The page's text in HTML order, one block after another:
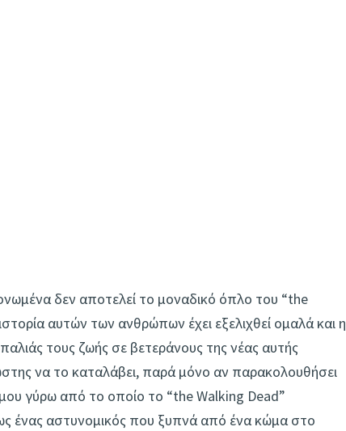
δεν αποτελεί το μοναδικό όπλο του “the
αυτών των ανθρώπων έχει εξελιχθεί ομαλά και η
τους ζωής σε βετεράνους της νέας αυτής
να το καταλάβει, παρά μόνο αν παρακολουθήσει
γύρω από το οποίο το “the Walking Dead”
ένας αστυνομικός που ξυπνά από ένα κώμα στο